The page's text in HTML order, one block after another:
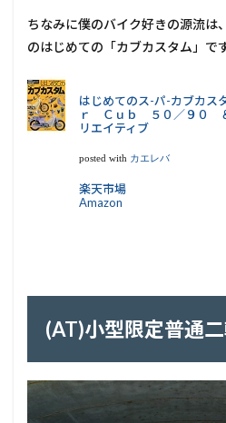
ちなみに僕のバイク好きの源流は
のはじめての「カブカスタム」で
はじめてのス-パ-カブカ
ｒ Ｃｕｂ ５０／９０
リエイティブ
posted with カエレバ
楽天市場
Amazon
(AT)小型限定普通